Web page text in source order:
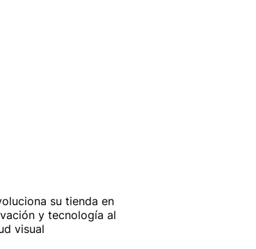
su tienda en
y tecnología al
visual